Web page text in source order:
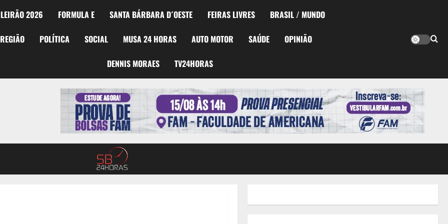
2026 FORMULA E SANTA BÁRBARA D´OESTE FEIRAS LIVRES BRASIL / MUNDO
REGIÃO POLÍTICA SOCIAL MUSA 24 HORAS AUTO MOTOR SAÚDE OPINIÃO
DENNIS MORAES TV24HORAS